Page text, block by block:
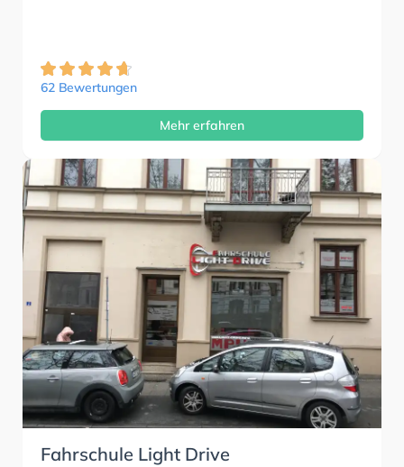
62 Bewertungen
Mehr erfahren
Fahrschule Light Drive